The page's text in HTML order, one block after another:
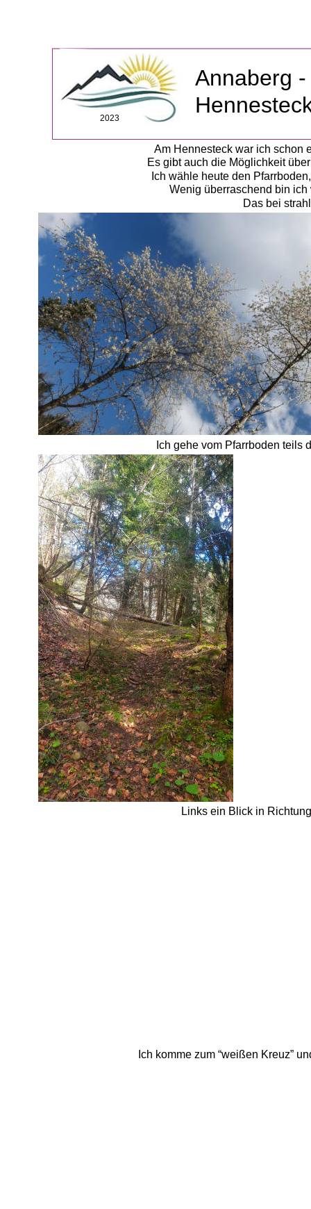
Am Hennesteck war ich schon
Es gibt auch die Möglichkeit
Ich wähle heute den
Wenig überraschend bin
Das bei
2023
Annaberg -
Ich gehe vom Pfarrboden
Links ein Blick in
Ich komme zum “weißen Kreuz”